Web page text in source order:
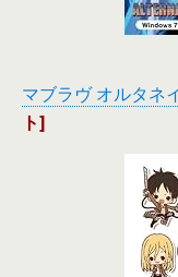
マブラヴ オルタネ
ト]